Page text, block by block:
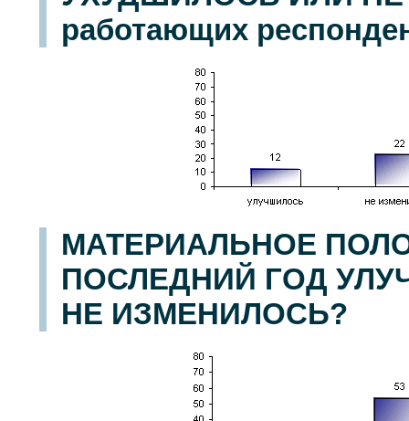
работающих
МАТЕРИАЛЬНОЕ
ПОСЛЕДНИЙ ГОД
НЕ ИЗМЕНИЛОСЬ?